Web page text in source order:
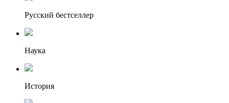
Русский бестселлер
Наука
История